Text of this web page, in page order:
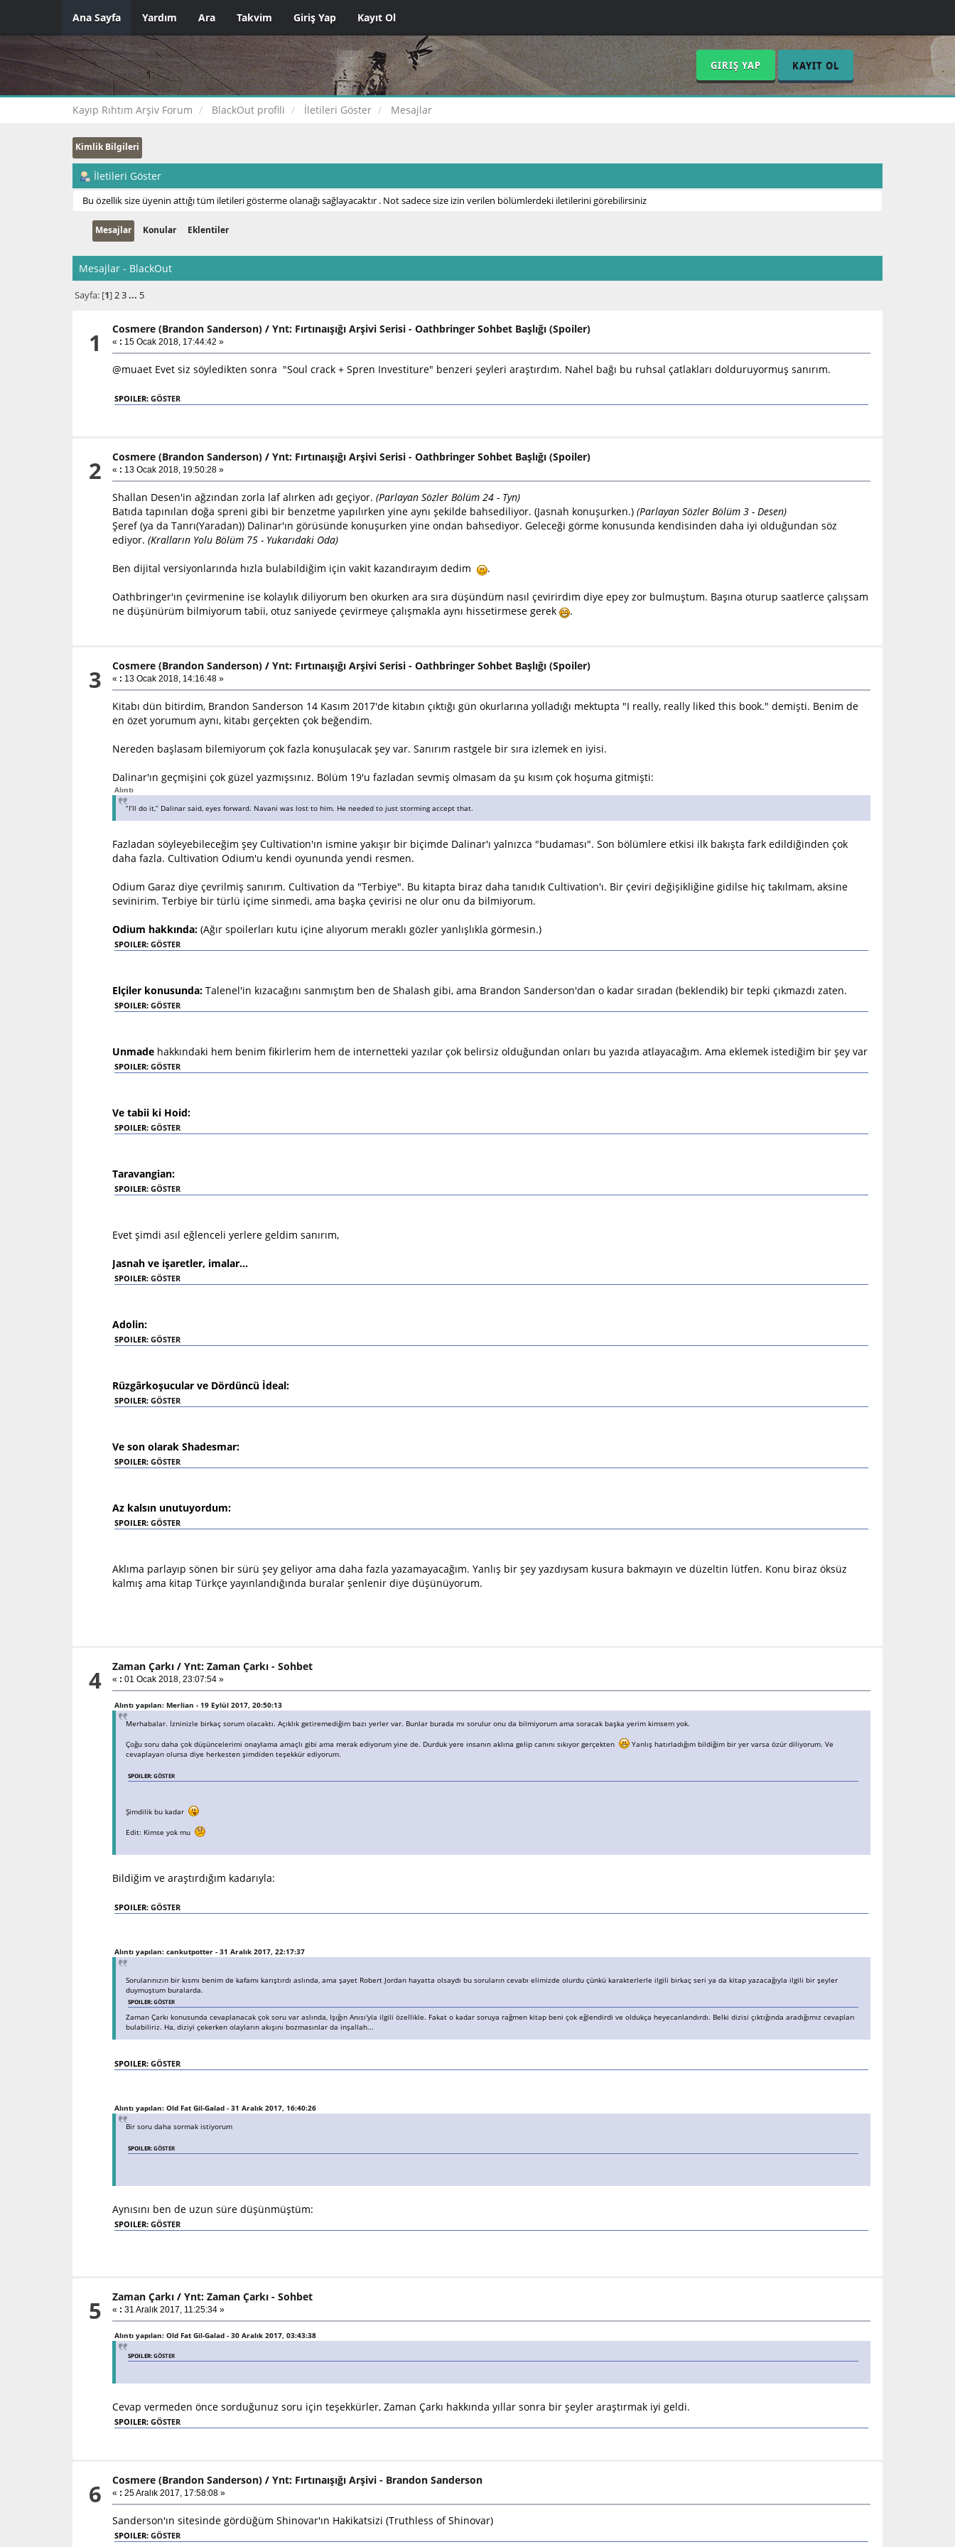
Ana Sayfa Yardım Ara Takvim Giriş Yap Kayıt Ol
GIRIŞ YAP KAYIT OL
Kayıp Rıhtım Arşiv Forum BlackOut profili İletileri Göster Mesajlar
Kimlik Bilgileri
İletileri Göster
Bu özellik size üyenin attığı tüm iletileri gösterme olanağı sağlayacaktır . Not sadece size izin verilen bölümlerdeki iletilerini görebilirsiniz
Mesajlar Konular Eklentiler
Mesajlar - BlackOut
Sayfa: [1]2 3 ... 5
1 Cosmere (Brandon Sanderson) /Ynt: Fırtınaışığı Arşivi Serisi - Oathbringer Sohbet Başlığı (Spoiler)
« : 15 Ocak 2018, 17:44:42 »
@muaet Evet siz söyledikten sonra "Soul crack + Spren Investiture" benzeri şeyleri araştırdım. Nahel bağı bu ruhsal çatlakları dolduruyormuş sanırım.
SPOILER:GÖSTER
2 Cosmere (Brandon Sanderson) /Ynt: Fırtınaışığı Arşivi Serisi - Oathbringer Sohbet Başlığı (Spoiler)
« : 13 Ocak 2018, 19:50:28 »
Shallan Desen'in ağzından zorla laf alırken adı geçiyor.(Parlayan Sözler Bölüm 24 - Tyn)
Batıda tapınılan doğa spreni gibi bir benzetme yapılırken yine aynı şekilde bahsediliyor. (Jasnah konuşurken.)(Parlayan Sözler Bölüm 3 - Desen)
Şeref (ya da Tanrı(Yaradan)) Dalinar'ın görüsünde konuşurken yine ondan bahsediyor. Geleceği görme konusunda kendisinden daha iyi olduğundan söz
ediyor.(Kralların Yolu Bölüm 75 - Yukarıdaki Oda)
Ben dijital versiyonlarında hızla bulabildiğim için vakit kazandırayım dedim .
Oathbringer'ın çevirmenine ise kolaylık diliyorum ben okurken ara sıra düşündüm nasıl çevirirdim diye epey zor bulmuştum. Başına oturup saatlerce çalışsam
ne düşünürüm bilmiyorum tabii, otuz saniyede çevirmeye çalışmakla aynı hissetirmese gerek
.
3 Cosmere (Brandon Sanderson) /Ynt: Fırtınaışığı Arşivi Serisi - Oathbringer Sohbet Başlığı (Spoiler)
« : 13 Ocak 2018, 14:16:48 »
Kitabı dün bitirdim, Brandon Sanderson 14 Kasım 2017'de kitabın çıktığı gün okurlarına yolladığı mektupta "I really, really liked this book." demişti. Benim de
en özet yorumum aynı, kitabı gerçekten çok beğendim.
Nereden başlasam bilemiyorum çok fazla konuşulacak şey var. Sanırım rastgele bir sıra izlemek en iyisi.
Dalinar'ın geçmişini çok güzel yazmışsınız. Bölüm 19'u fazladan sevmiş olmasam da şu kısım çok hoşuma gitmişti:
Alıntı
“I’ll do it,” Dalinar said, eyes forward. Navani was lost to him. He needed to just storming accept that.
Fazladan söyleyebileceğim şey Cultivation'ın ismine yakışır bir biçimde Dalinar'ı yalnızca "budaması". Son bölümlere etkisi ilk bakışta fark edildiğinden çok
daha fazla. Cultivation Odium'u kendi oyununda yendi resmen.
Odium Garaz diye çevrilmiş sanırım. Cultivation da "Terbiye". Bu kitapta biraz daha tanıdık Cultivation'ı. Bir çeviri değişikliğine gidilse hiç takılmam, aksine
sevinirim. Terbiye bir türlü içime sinmedi, ama başka çevirisi ne olur onu da bilmiyorum.
Odium hakkında: (Ağır spoilerları kutu içine alıyorum meraklı gözler yanlışlıkla görmesin.)
SPOILER:GÖSTER
Elçiler konusunda: Talenel'in kızacağını sanmıştım ben de Shalash gibi, ama Brandon Sanderson'dan o kadar sıradan (beklendik) bir tepki çıkmazdı zaten.
SPOILER:GÖSTER
Unmade hakkındaki hem benim fikirlerim hem de internetteki yazılar çok belirsiz olduğundan onları bu yazıda atlayacağım. Ama eklemek istediğim bir şey var
SPOILER:GÖSTER
Ve tabii ki Hoid:
SPOILER:GÖSTER
Taravangian:
SPOILER:GÖSTER
Evet şimdi asıl eğlenceli yerlere geldim sanırım,
Jasnah ve işaretler, imalar...
SPOILER:GÖSTER
Adolin:
SPOILER:GÖSTER
Rüzgârkoşucular ve Dördüncü İdeal:
SPOILER:GÖSTER
Ve son olarak Shadesmar:
SPOILER:GÖSTER
Az kalsın unutuyordum:
SPOILER:GÖSTER
Aklıma parlayıp sönen bir sürü şey geliyor ama daha fazla yazamayacağım. Yanlış bir şey yazdıysam kusura bakmayın ve düzeltin lütfen. Konu biraz öksüz
kalmış ama kitap Türkçe yayınlandığında buralar şenlenir diye düşünüyorum.
4 Zaman Çarkı /Ynt: Zaman Çarkı - Sohbet
« : 01 Ocak 2018, 23:07:54 »
Alıntı yapılan: Merlian - 19 Eylül 2017, 20:50:13
Merhabalar. İzninizle birkaç sorum olacaktı. Açıklık getiremediğim bazı yerler var. Bunlar burada mı sorulur onu da bilmiyorum ama soracak başka yerim kimsem yok.
Çoğu soru daha çok düşüncelerimi onaylama amaçlı gibi ama merak ediyorum yine de. Durduk yere insanın aklına gelip canını sıkıyor gerçekten
Yanlış hatırladığım bildiğim bir yer varsa özür diliyorum. Ve
cevaplayan olursa diye herkesten şimdiden teşekkür ediyorum.
SPOILER:GÖSTER
Şimdilik bu kadar
Edit: Kimse yok mu
Bildiğim ve araştırdığım kadarıyla:
SPOILER:GÖSTER
Alıntı yapılan: cankutpotter - 31 Aralık 2017, 22:17:37
Sorularınızın bir kısmı benim de kafamı karıştırdı aslında, ama şayet Robert Jordan hayatta olsaydı bu soruların cevabı elimizde olurdu çünkü karakterlerle ilgili birkaç seri ya da kitap yazacağıyla ilgili bir şeyler
duymuştum buralarda.
SPOILER:GÖSTER
Zaman Çarkı konusunda cevaplanacak çok soru var aslında, Işığın Anısı'yla ilgili özellikle. Fakat o kadar soruya rağmen kitap beni çok eğlendirdi ve oldukça heyecanlandırdı. Belki dizisi çıktığında aradığımız cevapları
bulabiliriz. Ha, diziyi çekerken olayların akışını bozmasınlar da inşallah...
SPOILER:GÖSTER
Alıntı yapılan: Old Fat Gil-Galad - 31 Aralık 2017, 16:40:26
Bir soru daha sormak istiyorum
SPOILER:GÖSTER
Aynısını ben de uzun süre düşünmüştüm:
SPOILER:GÖSTER
5 Zaman Çarkı /Ynt: Zaman Çarkı - Sohbet
« : 31 Aralık 2017, 11:25:34 »
Alıntı yapılan: Old Fat Gil-Galad - 30 Aralık 2017, 03:43:38
SPOILER:GÖSTER
Cevap vermeden önce sorduğunuz soru için teşekkürler, Zaman Çarkı hakkında yıllar sonra bir şeyler araştırmak iyi geldi.
SPOILER:GÖSTER
6 Cosmere (Brandon Sanderson) /Ynt: Fırtınaışığı Arşivi - Brandon Sanderson
« : 25 Aralık 2017, 17:58:08 »
Sanderson'ın sitesinde gördüğüm Shinovar'ın Hakikatsizi (Truthless of Shinovar)
SPOILER:GÖSTER